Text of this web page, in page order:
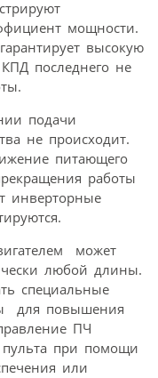
мощности.
высокую
последнего не
подачи
не происходит.
питающего
работы
инверторные
может
любой длины.
специальные
для повышения
ПЧ
пульта при помощи
или